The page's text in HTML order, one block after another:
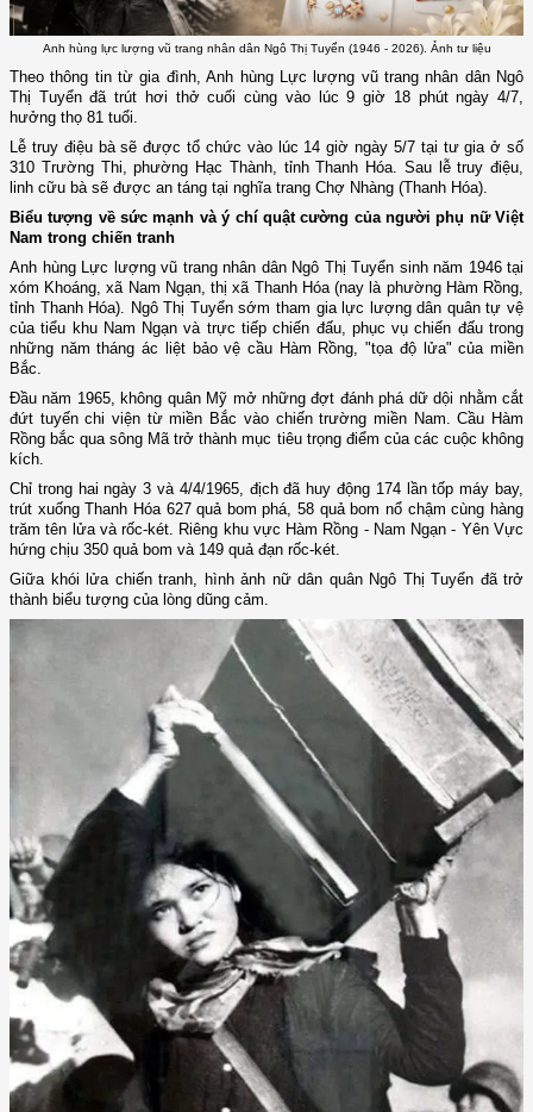
Anh hùng lực lượng vũ trang nhân dân Ngô Thị Tuyển (1946 - 2026). Ảnh tư liệu
Theo thông tin từ gia đình, Anh hùng Lực lượng vũ trang nhân dân Ngô
Thị Tuyển đã trút hơi thở cuối cùng vào lúc 9 giờ 18 phút ngày 4/7,
hưởng thọ 81 tuổi.
Lễ truy điệu bà sẽ được tổ chức vào lúc 14 giờ ngày 5/7 tại tư gia ở số
310 Trường Thi, phường Hạc Thành, tỉnh Thanh Hóa. Sau lễ truy điệu,
linh cữu bà sẽ được an táng tại nghĩa trang Chợ Nhàng (Thanh Hóa).
Biểu tượng về sức mạnh và ý chí quật cường của người phụ nữ Việt
Nam trong chiến tranh
Anh hùng Lực lượng vũ trang nhân dân Ngô Thị Tuyển sinh năm 1946 tại
xóm Khoáng, xã Nam Ngạn, thị xã Thanh Hóa (nay là phường Hàm Rồng,
tỉnh Thanh Hóa). Ngô Thị Tuyển sớm tham gia lực lượng dân quân tự vệ
của tiểu khu Nam Ngạn và trực tiếp chiến đấu, phục vụ chiến đấu trong
những năm tháng ác liệt bảo vệ cầu Hàm Rồng, "tọa độ lửa" của miền
Bắc.
Đầu năm 1965, không quân Mỹ mở những đợt đánh phá dữ dội nhằm cắt
đứt tuyến chi viện từ miền Bắc vào chiến trường miền Nam. Cầu Hàm
Rồng bắc qua sông Mã trở thành mục tiêu trọng điểm của các cuộc không
kích.
Chỉ trong hai ngày 3 và 4/4/1965, địch đã huy động 174 lần tốp máy bay,
trút xuống Thanh Hóa 627 quả bom phá, 58 quả bom nổ chậm cùng hàng
trăm tên lửa và rốc-két. Riêng khu vực Hàm Rồng - Nam Ngạn - Yên Vực
hứng chịu 350 quả bom và 149 quả đạn rốc-két.
Giữa khói lửa chiến tranh, hình ảnh nữ dân quân Ngô Thị Tuyển đã trở
thành biểu tượng của lòng dũng cảm.